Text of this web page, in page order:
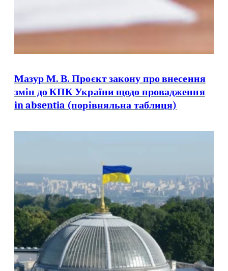
Мазур М. В. Проєкт закону про внесення
змін до КПК України щодо провадження
in absentia (порівняльна таблиця)